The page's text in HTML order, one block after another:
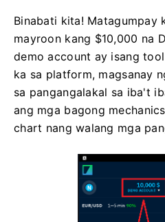
Binabati kita! Matagumpay
mayroon kang $10,000 na
demo account ay isang
ka sa platform, magsanay
sa pangangalakal sa iba't
ang mga bagong
chart nang walang mga